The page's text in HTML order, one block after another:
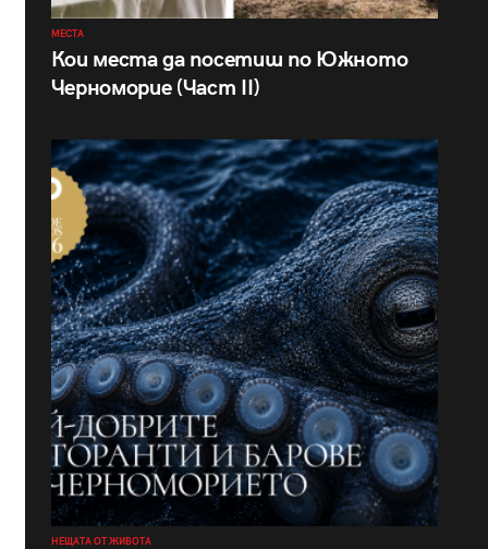
МЕСТА
Кои места да посетиш по Южното
Черноморие (Част II)
НЕЩАТА ОТ ЖИВОТА